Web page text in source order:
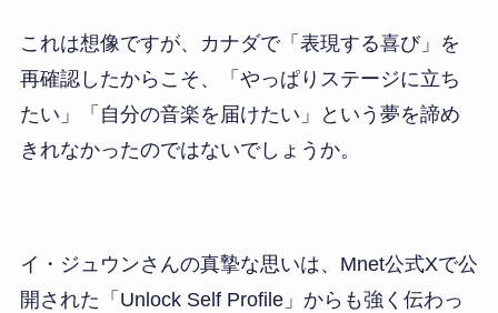
これは想像ですが、カナダで「表現する喜び」を
再確認したからこそ、「やっぱりステージに立ち
たい」「自分の音楽を届けたい」という夢を諦め
きれなかったのではないでしょうか。
イ・ジュウンさんの真摯な思いは、Mnet公式Xで公
開された「Unlock Self Profile」からも強く伝わっ